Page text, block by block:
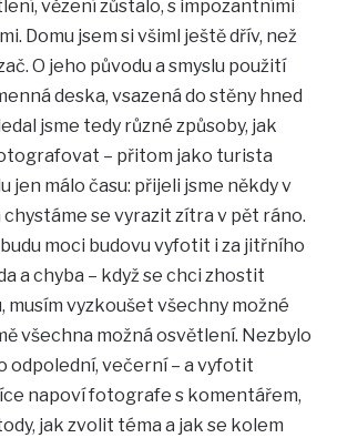
vězení zůstalo, s impozantními
Domu jsem si všiml ještě dřív, než
O jeho původu a smyslu použití
deska, vsazená do stěny hned
jsme tedy různé způsoby, jak
– přitom jako turista
jen málo času: přijeli jsme někdy v
se vyrazit zítra v pět ráno.
moci budovu vyfotit i za jitřního
a chyba – když se chci zhostit
musím vyzkoušet všechny možné
všechna možná osvětlení. Nezbylo
odpolední, večerní – a vyfotit
napoví fotografe s komentářem,
jak zvolit téma a jak se kolem